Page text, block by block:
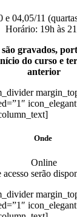
e 04,05/11
Horário: 19h às
gravados,
do curso e
anterior
Onde
Online
serão